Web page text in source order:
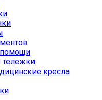
тележки
кресла